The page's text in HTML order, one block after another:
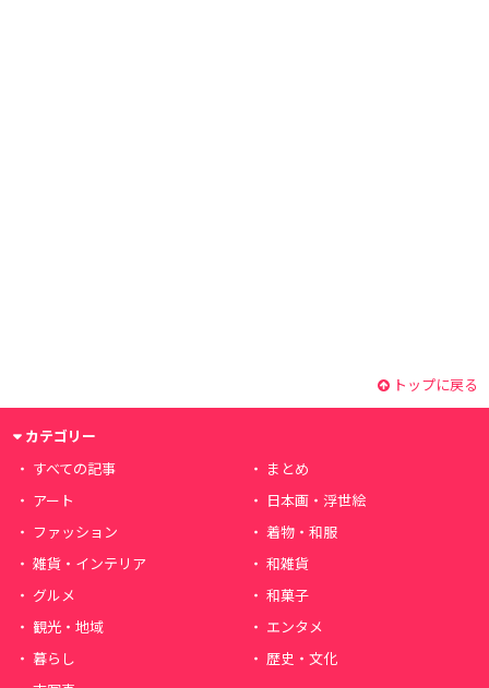
トップに戻る
カテゴリー
すべての記事
まとめ
アート
日本画・浮世絵
ファッション
着物・和服
雑貨・インテリア
和雑貨
グルメ
和菓子
観光・地域
エンタメ
暮らし
歴史・文化